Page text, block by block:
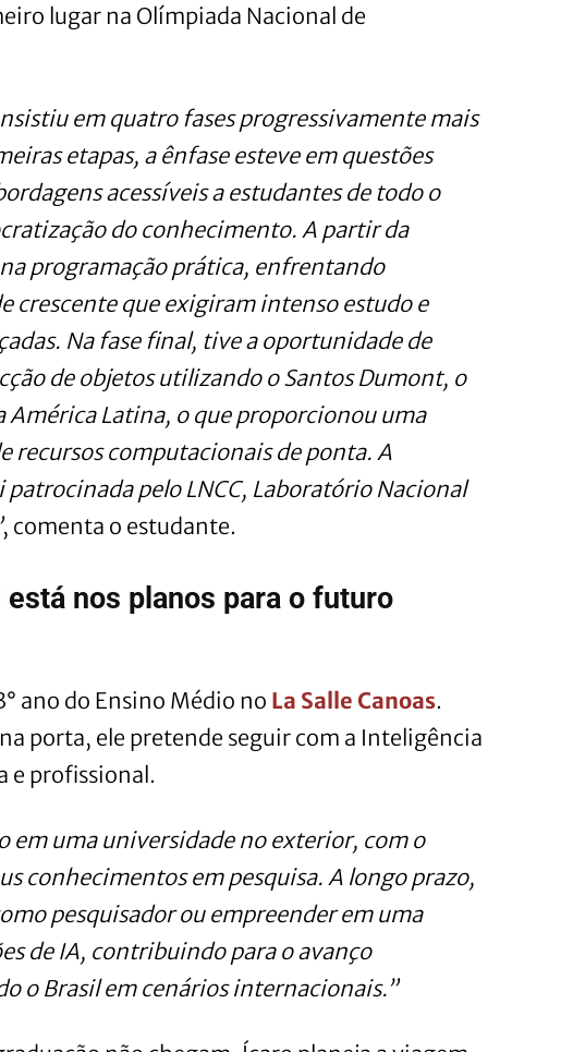
lugar na Olímpiada Nacional de
em quatro fases progressivamente mais
etapas, a ênfase esteve em questões
acessíveis a estudantes de todo o
do conhecimento. A partir da
programação prática, enfrentando
crescente que exigiram intenso estudo e
Na fase final, tive a oportunidade de
de objetos utilizando o Santos Dumont, o
Latina, o que proporcionou uma
recursos computacionais de ponta. A
pelo LNCC, Laboratório Nacional
, comenta o estudante.
nos planos para o futuro
ano do Ensino Médio no La Salle Canoas.
porta, ele pretende seguir com a Inteligência
e profissional.
em uma universidade no exterior, com o
conhecimentos em pesquisa. A longo prazo,
pesquisador ou empreender em uma
de IA, contribuindo para o avanço
o Brasil em cenários internacionais.”